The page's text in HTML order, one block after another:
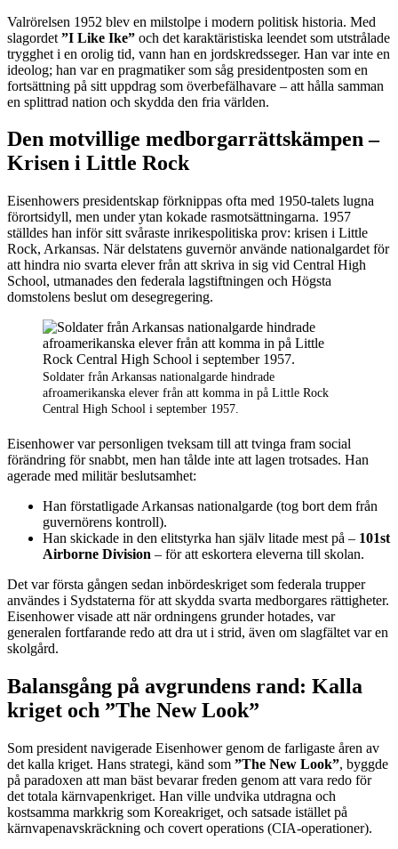
Valrörelsen 1952 blev en milstolpe i modern politisk historia. Med
slagordet ”I Like Ike” och det karaktäristiska leendet som utstrålade
trygghet i en orolig tid, vann han en jordskredsseger. Han var inte en
ideolog; han var en pragmatiker som såg presidentposten som en
fortsättning på sitt uppdrag som överbefälhavare – att hålla samman
en splittrad nation och skydda den fria världen.
Den motvillige medborgarrättskämpen –
Krisen i Little Rock
Eisenhowers presidentskap förknippas ofta med 1950-talets lugna
förortsidyll, men under ytan kokade rasmotsättningarna. 1957
ställdes han inför sitt svåraste inrikespolitiska prov: krisen i Little
Rock, Arkansas. När delstatens guvernör använde nationalgardet för
att hindra nio svarta elever från att skriva in sig vid Central High
School, utmanades den federala lagstiftningen och Högsta
domstolens beslut om desegregering.
Soldater från Arkansas nationalgarde hindrade
afroamerikanska elever från att komma in på Little Rock
Central High School i september 1957.
Eisenhower var personligen tveksam till att tvinga fram social
förändring för snabbt, men han tålde inte att lagen trotsades. Han
agerade med militär beslutsamhet:
Han förstatligade Arkansas nationalgarde (tog bort dem från
guvernörens kontroll).
Han skickade in den elitstyrka han själv litade mest på – 101st
Airborne Division – för att eskortera eleverna till skolan.
Det var första gången sedan inbördeskriget som federala trupper
användes i Sydstaterna för att skydda svarta medborgares rättigheter.
Eisenhower visade att när ordningens grunder hotades, var
generalen fortfarande redo att dra ut i strid, även om slagfältet var en
skolgård.
Balansgång på avgrundens rand: Kalla
kriget och ”The New Look”
Som president navigerade Eisenhower genom de farligaste åren av
det kalla kriget. Hans strategi, känd som ”The New Look”, byggde
på paradoxen att man bäst bevarar freden genom att vara redo för
det totala kärnvapenkriget. Han ville undvika utdragna och
kostsamma markkrig som Koreakriget, och satsade istället på
kärnvapenavskräckning och covert operations (CIA-operationer).